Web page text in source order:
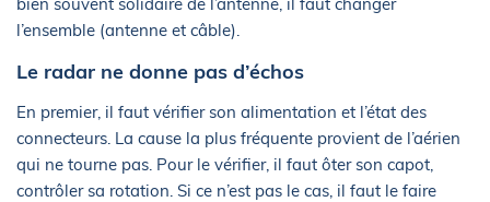
l’ensemble (antenne et câble).
Le radar ne donne pas d’échos
En premier, il faut vérifier son alimentation et l’état des
connecteurs. La cause la plus fréquente provient de l’aérien
qui ne tourne pas. Pour le vérifier, il faut ôter son capot,
contrôler sa rotation. Si ce n’est pas le cas, il faut le faire